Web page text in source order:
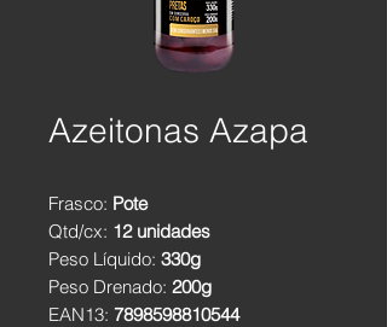
Azeitonas Azapa
Frasco: Pote
Qtd/cx: 12 unidades
Peso Líquido: 330g
Peso Drenado: 200g
EAN13: 7898598810544